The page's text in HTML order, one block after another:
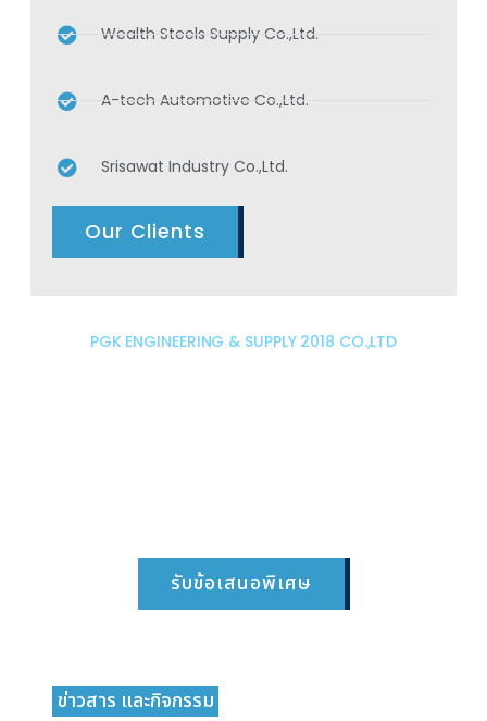
Wealth Steels Supply Co.,Ltd.
A-tech Automotive Co.,Ltd.
Srisawat Industry Co.,Ltd.
Our Clients
PGK ENGINEERING & SUPPLY 2018 CO.,LTD
รับข้อเสนอพิเศษ
ข่าวสาร และกิจกรรม